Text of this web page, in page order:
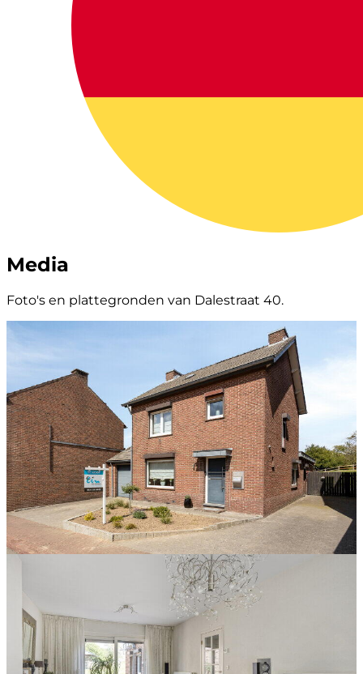
Media
Foto's en plattegronden van Dalestraat 40.